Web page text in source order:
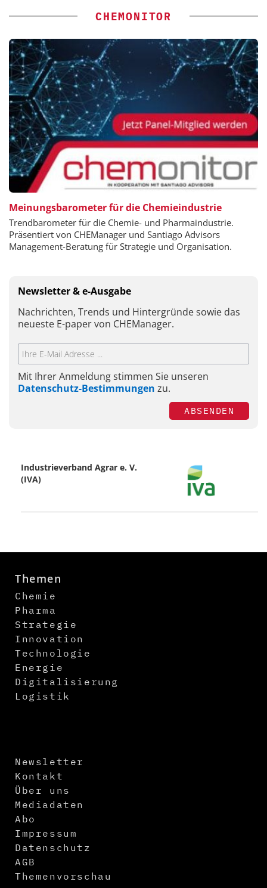
CHEMONITOR
Meinungsbarometer für die Chemieindustrie
Trendbarometer für die Chemie- und Pharmaindustrie.
Präsentiert von CHEManager und Santiago Advisors
Management-Beratung für Strategie und Organisation.
Newsletter & e-Ausgabe
Nachrichten, Trends und Hintergründe sowie das
neueste E-paper von CHEManager.
Mit Ihrer Anmeldung stimmen Sie unseren
Datenschutz-Bestimmungen zu.
ABSENDEN
Industrieverband Agrar e. V.
(IVA)
Themen
Chemie
Pharma
Strategie
Innovation
Technologie
Energie
Digitalisierung
Logistik
Newsletter
Kontakt
Über uns
Mediadaten
Abo
Impressum
Datenschutz
AGB
Themenvorschau